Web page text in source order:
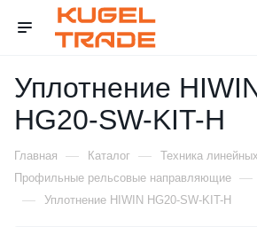
Уплотнение
HG20-SW-KIT-H
Главная — Каталог — Техника
Профильные рельсовые направляющие —
— Уплотнение HIWIN HG20-SW-KIT-H